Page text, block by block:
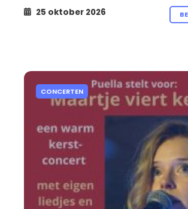
25 oktober 2026
CONCERTEN